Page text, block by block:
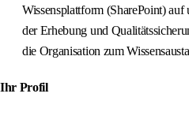
Wissensplattform (SharePoint)
der Erhebung und
die Organisation zum
Ihr Profil